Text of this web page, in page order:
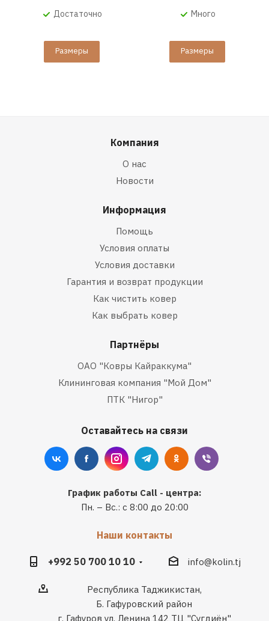
Достаточно
Размеры
Много
Размеры
Компания
О нас
Новости
Информация
Помощь
Условия оплаты
Условия доставки
Гарантия и возврат продукции
Как чистить ковер
Как выбрать ковер
Партнёры
ОАО "Ковры Кайраккума"
Клининговая компания "Мой Дом"
ПТК "Нигор"
Оставайтесь на связи
График работы Call - центра:
Пн. – Вс.: с 8:00 до 20:00
Наши контакты
+992 50 700 10 10 info@kolin.tj
Республика Таджикистан,
Б. Гафуровский район
г. Гафуров ул. Ленина 142 ТЦ "Сугдиён"